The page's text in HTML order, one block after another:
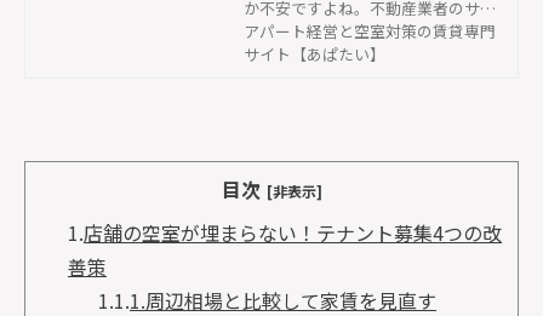
対策の賃貸専門サイト【あ
ぱたい】
か不安ですよね。不動産業者のサブ
リースはあてにならない時代ですか
ら、その土地がアパート経営に適し
アパート経営と空室対策の賃貸専門
サイト【あぱたい】
目次 [非表示]
1.店舗の空室が埋まらない！テナント募集4つの改
善策
1.1.1.周辺相場と比較して家賃を見直す